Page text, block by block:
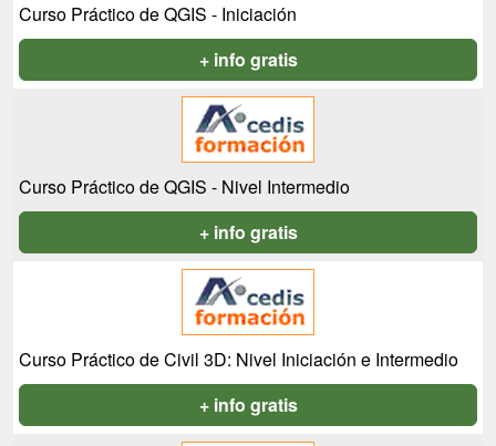
Curso Práctico de QGIS - Iniciación
+ info gratis
Curso Práctico de QGIS - Nivel Intermedio
+ info gratis
Curso Práctico de Civil 3D: Nivel Iniciación e Intermedio
+ info gratis